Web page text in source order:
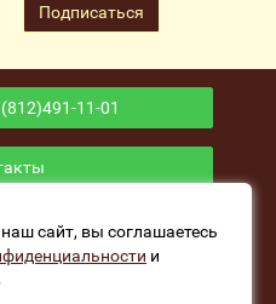
Подписаться
11-01
сайт, вы соглашаетесь
и